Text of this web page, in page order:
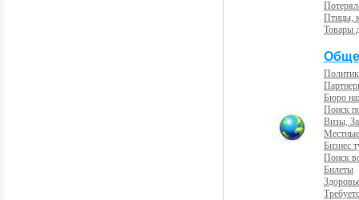
Птицы,
Товары
Бюро
Поиск
Визы,
Бизнес
Поиск
Билеты